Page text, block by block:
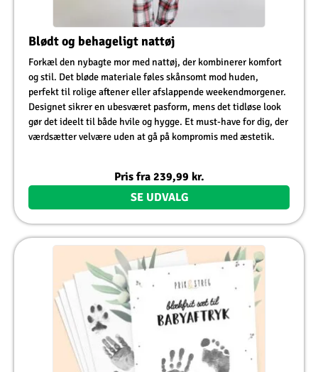
Blødt og behageligt nattøj
Forkæl den nybagte mor med nattøj, der kombinerer komfort
og stil. Det bløde materiale føles skånsomt mod huden,
perfekt til rolige aftener eller afslappende weekendmorgener.
Designet sikrer en ubesværet pasform, mens det tidløse look
gør det ideelt til både hvile og hygge. Et must-have for dig, der
værdsætter velvære uden at gå på kompromis med æstetik.
Pris fra 239,99 kr.
SE UDVALG